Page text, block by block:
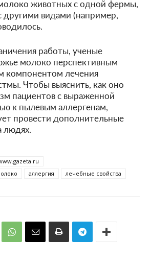
животных с одной фермы,
другими видами (например,
работы, ученые
молоко перспективным
компонентом лечения
Чтобы выяснить, как оно
пациентов с выраженной
к пылевым аллергенам,
провести дополнительные
людях.
аллергия лечебные свойства